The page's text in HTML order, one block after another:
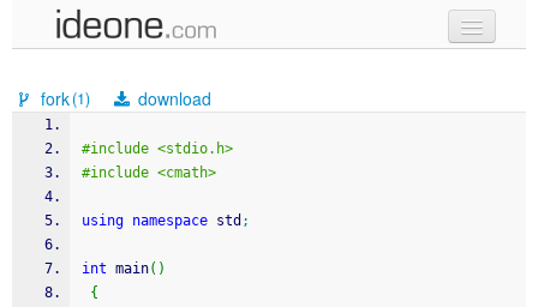
samples
recent codes
sign in
fork(1) download
#include <stdio.h>
#include <cmath>
using namespace std ;
int main( )
{